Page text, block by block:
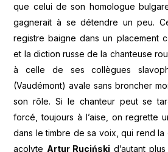
que celui de son homologue
gagnerait à se détendre un peu.
registre baigne dans un placement
et la diction russe de la chanteuse
à celle de ses collègues
(Vaudémont) avale sans broncher
son rôle. Si le chanteur peut se
forcé, toujours à l’aise, on regrette
dans le timbre de sa voix, qui rend la
acolyte Artur Ruciński d’autant